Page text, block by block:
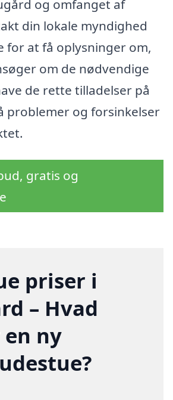
og omfanget af
din lokale myndighed
for at få oplysninger om,
om de nødvendige
de rette tilladelser på
problemer og forsinkelser
gratis og
priser i
– Hvad
ny